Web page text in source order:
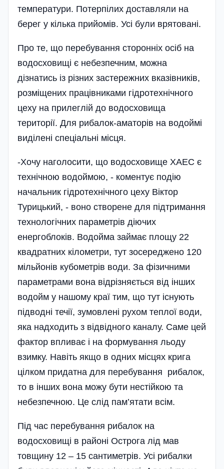
температури. Потерпілих доставляли на
берег у кілька прийомів. Усі були врятовані.
Про те, що перебування сторонніх осіб на
водосховищі є небезпечним, можна
дізнатись із різних застережних вказівників,
розміщених працівниками гідротехнічного
цеху на прилеглій до водосховища
території. Для рибалок-аматорів на водоймі
виділені спеціальні місця.
-Хочу наголосити, що водосховище ХАЕС є
технічною водоймою, - коментує подію
начальник гідротехнічного цеху Віктор
Турицький, - воно створене для підтримання
технологічних параметрів діючих
енергоблоків. Водойма займає площу 22
квадратних кілометри, тут зосереджено 120
мільйонів кубометрів води. За фізичними
параметрами вона відрізняється від інших
водойм у нашому краї тим, що тут існують
підводні течії, зумовлені рухом теплої води,
яка надходить з відвідного каналу. Саме цей
фактор впливає і на формування льоду
взимку. Навіть якщо в одних місцях крига
цілком придатна для перебування рибалок,
то в інших вона можу бути нестійкою та
небезпечною. Це слід пам’ятати всім.
Під час перебування рибалок на
водосховищі в районі Острога лід мав
товщину 12 – 15 сантиметрів. Усі рибалки